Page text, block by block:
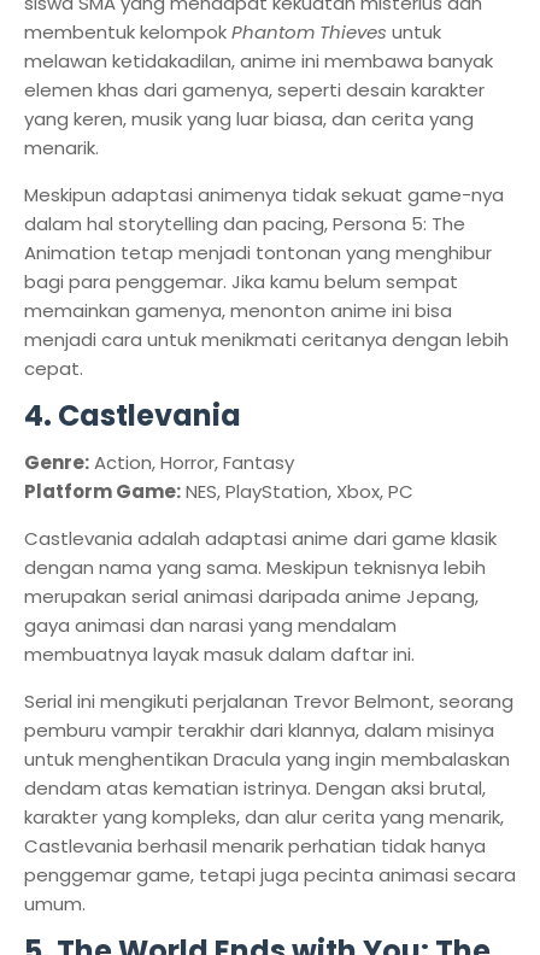
membentuk kelompokPhantom Thieves untuk
melawan ketidakadilan, anime ini membawa banyak
elemen khas dari gamenya, seperti desain karakter
yang keren, musik yang luar biasa, dan cerita yang
menarik.
Meskipun adaptasi animenya tidak sekuat game-nya
dalam hal storytelling dan pacing, Persona 5: The
Animation tetap menjadi tontonan yang menghibur
bagi para penggemar. Jika kamu belum sempat
memainkan gamenya, menonton anime ini bisa
menjadi cara untuk menikmati ceritanya dengan lebih
cepat.
4. Castlevania
Genre:Action, Horror, Fantasy
Platform Game:NES, PlayStation, Xbox, PC
Castlevania adalah adaptasi anime dari game klasik
dengan nama yang sama. Meskipun teknisnya lebih
merupakan serial animasi daripada anime Jepang,
gaya animasi dan narasi yang mendalam
membuatnya layak masuk dalam daftar ini.
Serial ini mengikuti perjalanan Trevor Belmont, seorang
pemburu vampir terakhir dari klannya, dalam misinya
untuk menghentikan Dracula yang ingin membalaskan
dendam atas kematian istrinya. Dengan aksi brutal,
karakter yang kompleks, dan alur cerita yang menarik,
Castlevania berhasil menarik perhatian tidak hanya
penggemar game, tetapi juga pecinta animasi secara
umum.